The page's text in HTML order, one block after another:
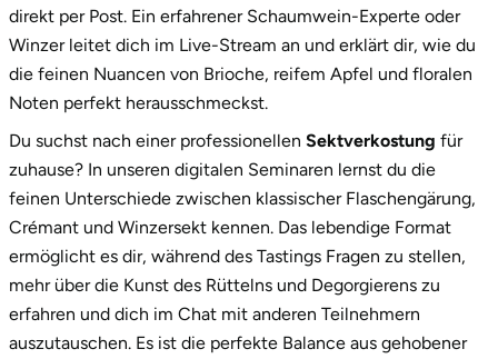
direkt per Post. Ein erfahrener Schaumwein-Experte oder
Winzer leitet dich im Live-Stream an und erklärt dir, wie du
die feinen Nuancen von Brioche, reifem Apfel und floralen
Noten perfekt herausschmeckst.
Du suchst nach einer professionellen Sektverkostung für
zuhause? In unseren digitalen Seminaren lernst du die
feinen Unterschiede zwischen klassischer Flaschengärung,
Crémant und Winzersekt kennen. Das lebendige Format
ermöglicht es dir, während des Tastings Fragen zu stellen,
mehr über die Kunst des Rüttelns und Degorgierens zu
erfahren und dich im Chat mit anderen Teilnehmern
auszutauschen. Es ist die perfekte Balance aus gehobener
Prignitz
Regensburg
Rheine
Rodgau
Rostock
Rottweil